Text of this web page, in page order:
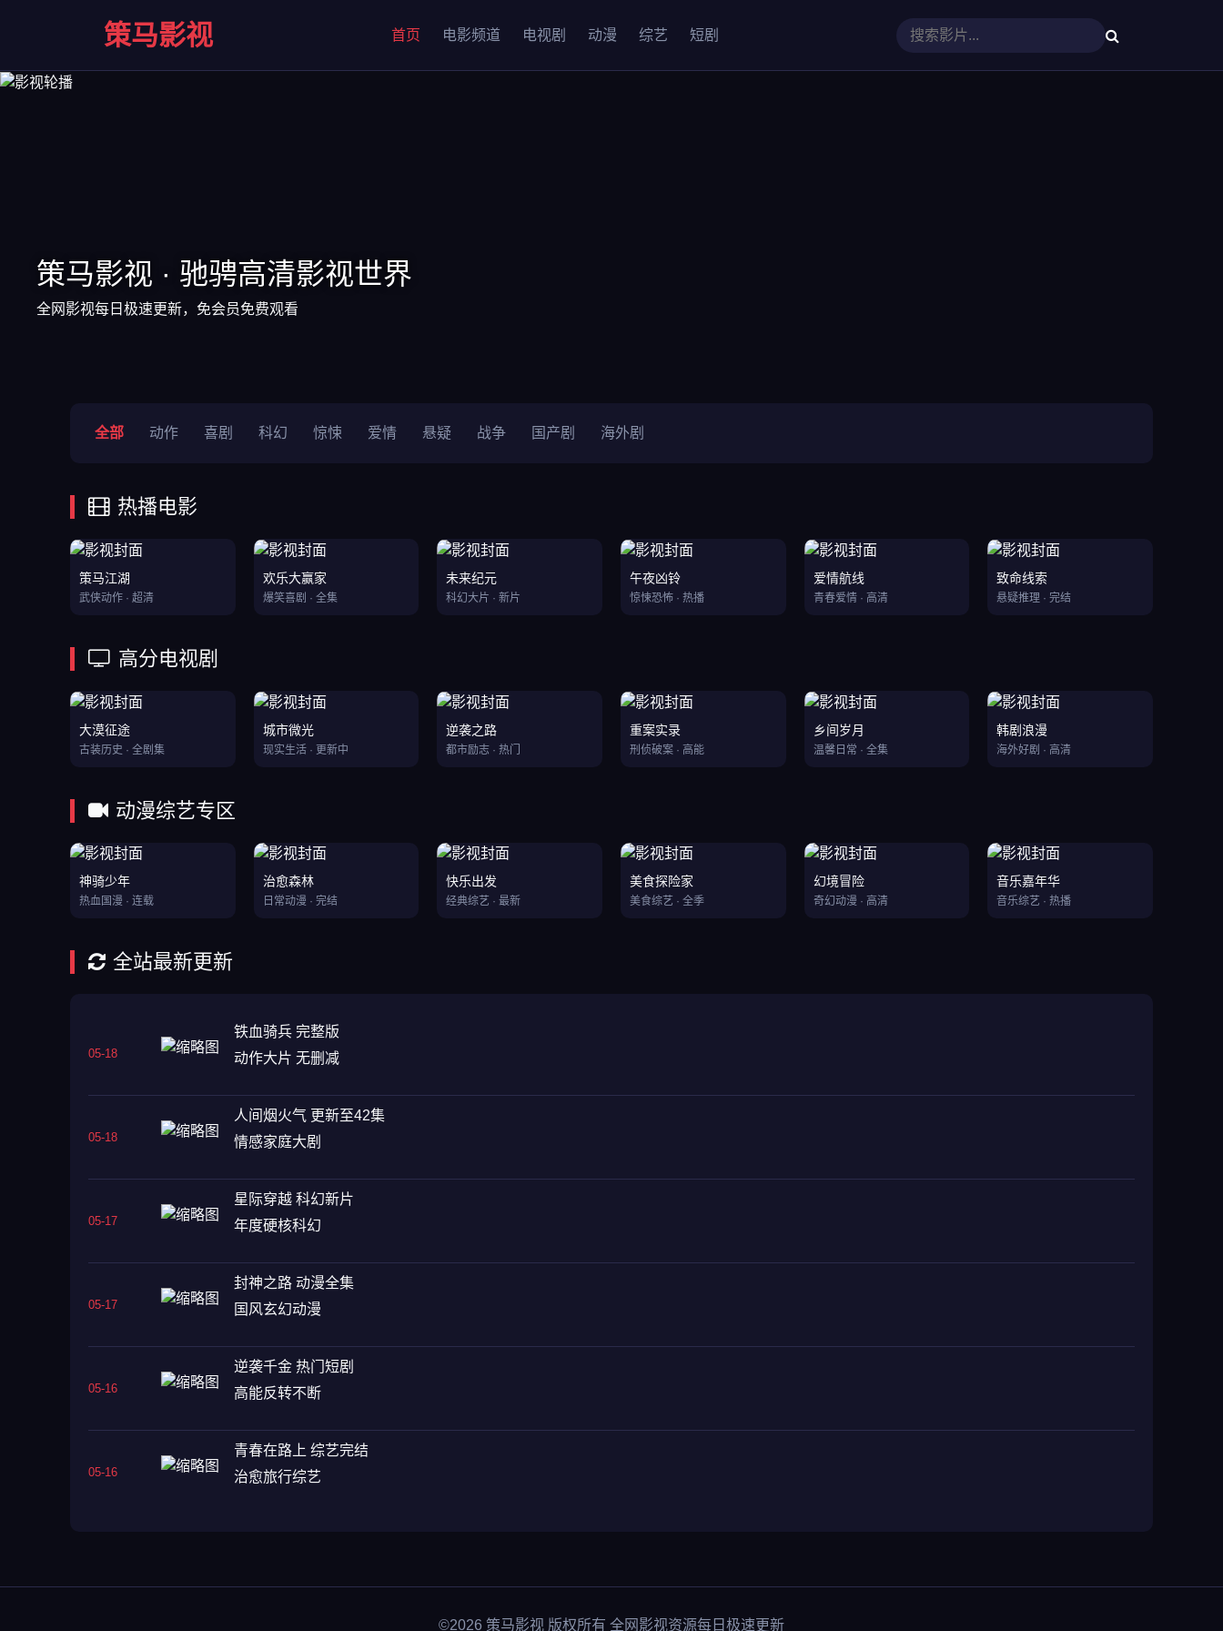
策马影视 首页 电影频道 电视剧 动漫 综艺 短剧
策马影视 · 驰骋高清影视世界
全网影视每日极速更新，免会员免费观看
全部 动作 喜剧 科幻 惊悚 爱情 悬疑 战争 国产剧 海外剧
热播电影
策马江湖
武侠动作 · 超清
欢乐大赢家
爆笑喜剧 · 全集
未来纪元
科幻大片 · 新片
午夜凶铃
惊悚恐怖 · 热播
爱情航线
青春爱情 · 高清
致命线索
悬疑推理 · 完结
高分电视剧
大漠征途
古装历史 · 全剧集
城市微光
现实生活 · 更新中
逆袭之路
都市励志 · 热门
重案实录
刑侦破案 · 高能
乡间岁月
温馨日常 · 全集
韩剧浪漫
海外好剧 · 高清
动漫综艺专区
神骑少年
热血国漫 · 连载
治愈森林
日常动漫 · 完结
快乐出发
经典综艺 · 最新
美食探险家
美食综艺 · 全季
幻境冒险
奇幻动漫 · 高清
音乐嘉年华
音乐综艺 · 热播
全站最新更新
05-18
铁血骑兵 完整版
动作大片 无删减
05-18
人间烟火气 更新至42集
情感家庭大剧
05-17
星际穿越 科幻新片
年度硬核科幻
05-17
封神之路 动漫全集
国风玄幻动漫
05-16
逆袭千金 热门短剧
高能反转不断
05-16
青春在路上 综艺完结
治愈旅行综艺
©2026 策马影视 版权所有 全网影视资源每日极速更新